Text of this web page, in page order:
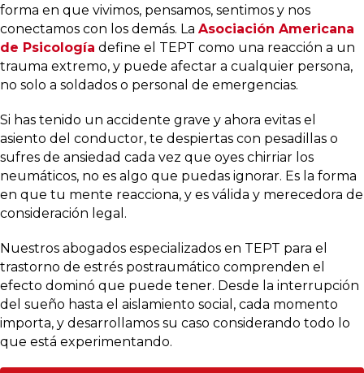
forma en que vivimos, pensamos, sentimos y nos
conectamos con los demás. La Asociación Americana
de Psicología define el TEPT como una reacción a un
trauma extremo, y puede afectar a cualquier persona,
no solo a soldados o personal de emergencias.
Si has tenido un accidente grave y ahora evitas el
asiento del conductor, te despiertas con pesadillas o
sufres de ansiedad cada vez que oyes chirriar los
neumáticos, no es algo que puedas ignorar. Es la forma
en que tu mente reacciona, y es válida y merecedora de
consideración legal.
Nuestros abogados especializados en TEPT para el
trastorno de estrés postraumático comprenden el
efecto dominó que puede tener. Desde la interrupción
del sueño hasta el aislamiento social, cada momento
importa, y desarrollamos su caso considerando todo lo
que está experimentando.